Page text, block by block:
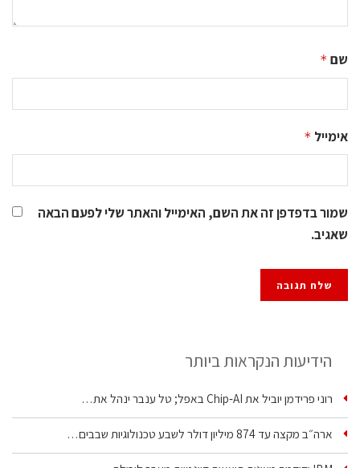
שם *
אימייל *
שמור בדפדפן זה את השם, האימייל והאתר שלי לפעם הבאה
שאגיב.
הידיעות הנקראות ביותר
רוני פרידמן יוביל את Chip‑AI באפל; טל ענבר ינהל את…
ארה״ב מקצה עד 874 מיליון דולר לשבע טכנולוגיות שבבים…